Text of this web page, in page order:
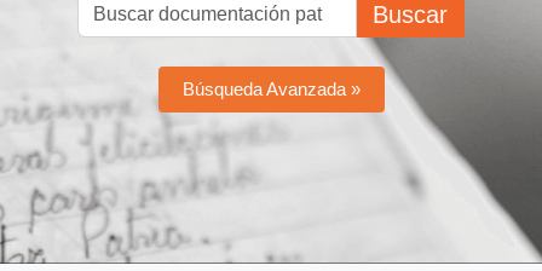
Buscar
Búsqueda Avanzada »